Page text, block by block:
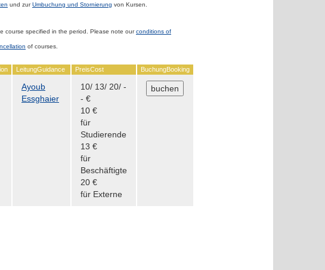
und zurUmbuchung und Stornierung von Kursen.
course specified in the period. Please note ourconditions of
of courses.
LeitungGuidance PreisCost BuchungBooking
Ayoub
Essghaier
10/ 13/ 20/ -
- €
10 €
für
Studierende
13 €
für
Beschäftigte
20 €
für Externe